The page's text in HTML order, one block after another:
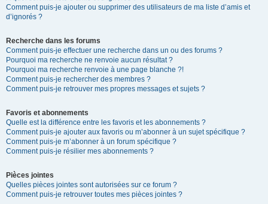
Comment puis-je ajouter ou supprimer des utilisateurs de ma liste d’amis et
d’ignorés ?
Recherche dans les forums
Comment puis-je effectuer une recherche dans un ou des forums ?
Pourquoi ma recherche ne renvoie aucun résultat ?
Pourquoi ma recherche renvoie à une page blanche ?!
Comment puis-je rechercher des membres ?
Comment puis-je retrouver mes propres messages et sujets ?
Favoris et abonnements
Quelle est la différence entre les favoris et les abonnements ?
Comment puis-je ajouter aux favoris ou m’abonner à un sujet spécifique ?
Comment puis-je m’abonner à un forum spécifique ?
Comment puis-je résilier mes abonnements ?
Pièces jointes
Quelles pièces jointes sont autorisées sur ce forum ?
Comment puis-je retrouver toutes mes pièces jointes ?